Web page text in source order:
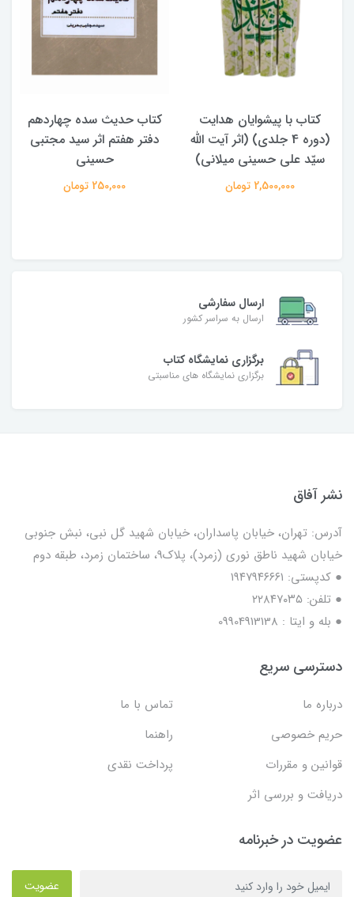
کتاب با پیشوایان هدایت
(دوره 4 جلدی) (اثر آیت الله
سیّد علی حسینی میلانی)
2,500,000 تومان
کتاب حدیث سده چهاردهم
دفتر هفتم اثر سید مجتبی
حسینی
250,000 تومان
ارسال سفارشی
ارسال به سراسر کشور
برگزاری نمایشگاه کتاب
برگزاری نمایشگاه های مناسبتی
نشر آفاق
آدرس: تهران، خیابان پاسداران، خیابان شهید گل نبی، نبش جنوبی
خیابان شهید ناطق نوری (زمرد)، پلاک9، ساختمان زمرد، طبقه دوم
● کدپستی: ۱۹۴۷۹۴۶۶۶۱
● تلفن: ٢٢٨۴٧۰۳۵
● بله و ایتا : 09904913138
دسترسی سریع
درباره ما
تماس با ما
حریم خصوصی
راهنما
قوانین و مقررات
پرداخت نقدی
دریافت و بررسی اثر
عضویت در خبرنامه
عضویت